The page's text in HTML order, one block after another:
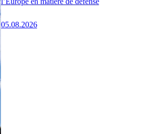
05.08.2026